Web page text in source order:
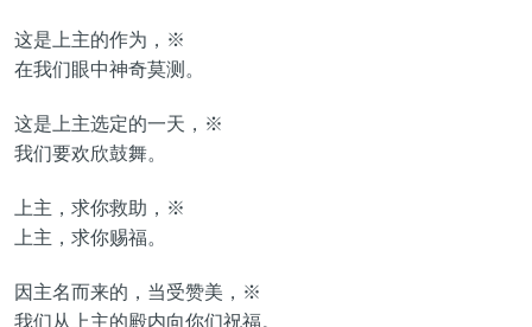
这是上主的作为，※
在我们眼中神奇莫测。
这是上主选定的一天，※
我们要欢欣鼓舞。
上主，求你救助，※
上主，求你赐福。
因主名而来的，当受赞美，※
我们从上主的殿内向你们祝福。